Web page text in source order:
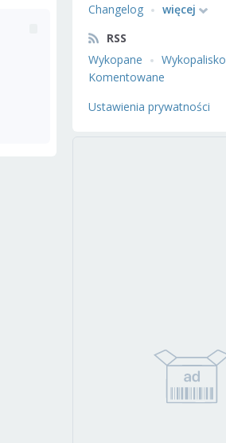
Changelog
więcej
RSS
Wykopane
Wykopalisko
Komentowane
Ustawienia prywatności